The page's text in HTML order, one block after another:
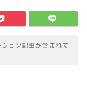
ョン記事が含まれて